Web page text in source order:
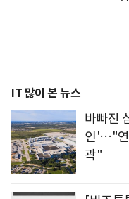
IT 많이 본 뉴스
바빠진
인'…"연
곽"